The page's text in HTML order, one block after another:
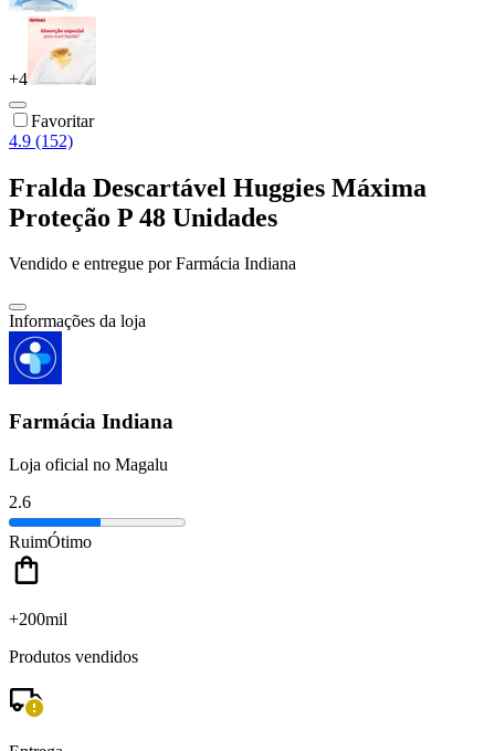
+4
Favoritar
4.9 (152)
Fralda Descartável Huggies Máxima
Proteção P 48 Unidades
Vendido e entregue por Farmácia Indiana
Informações da loja
Farmácia Indiana
Loja oficial no Magalu
2.6
RuimÓtimo
+200mil
Produtos vendidos